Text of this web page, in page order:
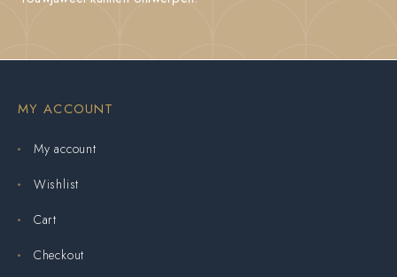
MY ACCOUNT
My account
Wishlist
Cart
Checkout